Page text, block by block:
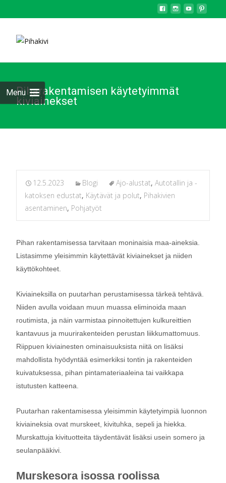
MenuPiharakentamisen käytetyimmät
kiviainekset
12.5.2023 Blogi Ajo-alustat, Autotallin ja -
katoksen edustat, Käytävät ja polut, Pihakivien
asentaminen, Pohjatyöt
Pihan rakentamisessa tarvitaan moninaisia maa-aineksia.
Listasimme yleisimmin käytettävät kiviainekset ja niiden
käyttökohteet.
Kiviaineksilla on puutarhan perustamisessa tärkeä tehtävä.
Niiden avulla voidaan muun muassa eliminoida maan
routimista, ja näin varmistaa pinnoitettujen kulkureittien
kantavuus ja muurirakenteiden perustan liikkumattomuus.
Riippuen kiviainesten ominaisuuksista niitä on lisäksi
mahdollista hyödyntää esimerkiksi tontin ja rakenteiden
kuivatuksessa, pihan pintamateriaaleina tai vaikkapa
istutusten katteena.
Puutarhan rakentamisessa yleisimmin käytetyimpiä luonnon
kiviaineksia ovat murskeet, kivituhka, sepeli ja hiekka.
Murskattuja kivituotteita täydentävät lisäksi usein somero ja
seulanpääkivi.
Murskesora isossa roolissa